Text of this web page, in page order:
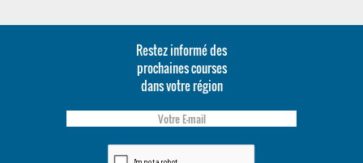
Restez informé des
prochaines courses
dans votre région